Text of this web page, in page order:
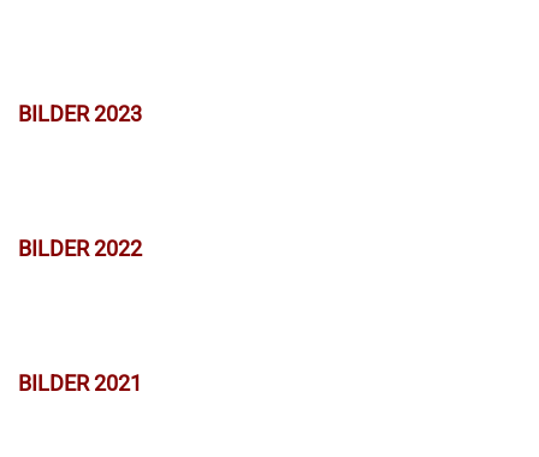
BILDER 2023
BILDER 2022
BILDER 2021